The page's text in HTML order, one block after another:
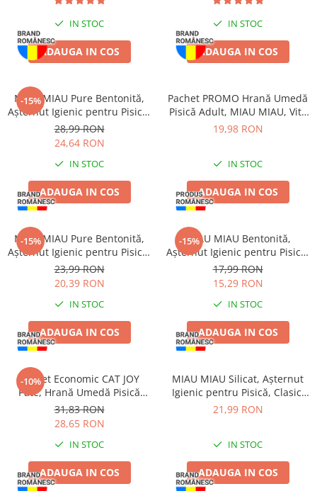
IN STOC
ADAUGA IN COS
IN STOC
ADAUGA IN COS
-15%
MIAU MIAU Pure Bentonită,
Așternut Igienic pentru Pisică,
Lavandă, 5kg
28,99 RON
24,64 RON
IN STOC
ADAUGA IN COS
Pachet PROMO Hrană Umedă
Pisică Adult, MIAU MIAU, Vită
în sos, 12x100g
19,98 RON
IN STOC
ADAUGA IN COS
-15%
MIAU MIAU Pure Bentonită,
Așternut Igienic pentru Pisică,
Lavandă, 5L
23,99 RON
20,39 RON
IN STOC
ADAUGA IN COS
-15%
MIAU MIAU Bentonită,
Așternut Igienic pentru Pisică,
Lavandă, 6kg
17,99 RON
15,29 RON
IN STOC
ADAUGA IN COS
-10%
Pachet Economic CAT JOY
Pate, Hrană Umedă Pisică
Adult, Pește, 16x100g
31,83 RON
28,65 RON
IN STOC
ADAUGA IN COS
MIAU MIAU Silicat, Așternut
Igienic pentru Pisică, Clasic,
3.8L
21,99 RON
IN STOC
ADAUGA IN COS